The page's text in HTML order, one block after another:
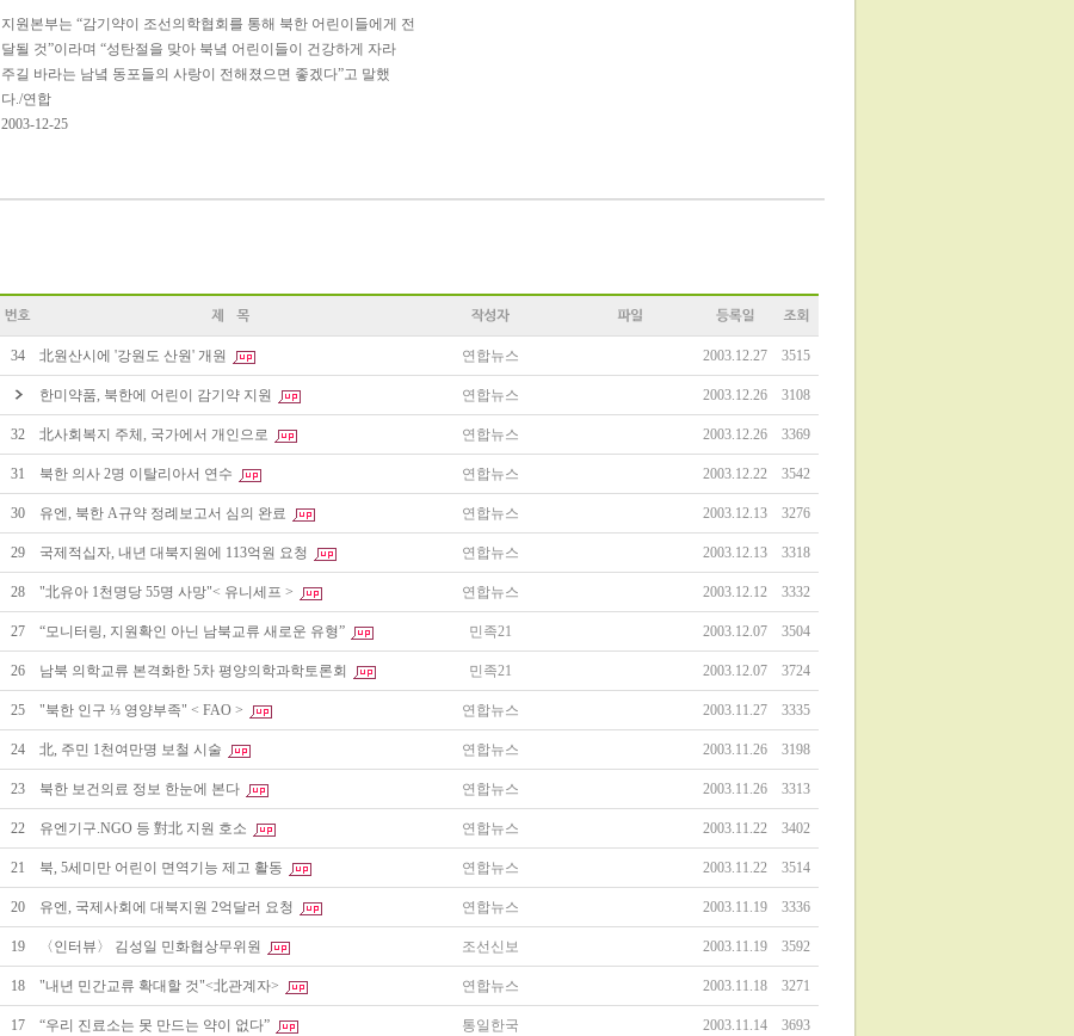
지원본부는 “감기약이 조선의학협회를 통해 북한 어린이들에게 전
달될 것”이라며 “성탄절을 맞아 북녘 어린이들이 건강하게 자라
주길 바라는 남녘 동포들의 사랑이 전해졌으면 좋겠다”고 말했
다./연합
2003-12-25
34 北원산시에 '강원도 산원' 개원 연합뉴스 2003.12.27 3515
한미약품, 북한에 어린이 감기약 지원 연합뉴스 2003.12.26 3108
32 北사회복지 주체, 국가에서 개인으로 연합뉴스 2003.12.26 3369
31 북한 의사 2명 이탈리아서 연수 연합뉴스 2003.12.22 3542
30 유엔, 북한 A규약 정례보고서 심의 완료 연합뉴스 2003.12.13 3276
29 국제적십자, 내년 대북지원에 113억원 요청 연합뉴스 2003.12.13 3318
28 "北유아 1천명당 55명 사망"< 유니세프 > 연합뉴스 2003.12.12 3332
27 “모니터링, 지원확인 아닌 남북교류 새로운 유형” 민족21 2003.12.07 3504
26 남북 의학교류 본격화한 5차 평양의학과학토론회 민족21 2003.12.07 3724
25 "북한 인구 ⅓ 영양부족" < FAO > 연합뉴스 2003.11.27 3335
24 北, 주민 1천여만명 보철 시술 연합뉴스 2003.11.26 3198
23 북한 보건의료 정보 한눈에 본다 연합뉴스 2003.11.26 3313
22 유엔기구.NGO 등 對北 지원 호소 연합뉴스 2003.11.22 3402
21 북, 5세미만 어린이 면역기능 제고 활동 연합뉴스 2003.11.22 3514
20 유엔, 국제사회에 대북지원 2억달러 요청 연합뉴스 2003.11.19 3336
19 〈인터뷰〉 김성일 민화협상무위원 조선신보 2003.11.19 3592
18 "내년 민간교류 확대할 것"<北관계자> 연합뉴스 2003.11.18 3271
17 “우리 진료소는 못 만드는 약이 없다” 통일한국 2003.11.14 3693